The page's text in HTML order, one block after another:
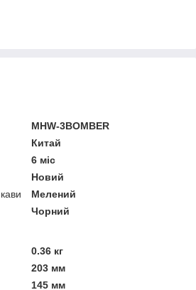
MHW-3BOMBER
Китай
6 міс
Новий
Мелений
Чорний
0.36 кг
203 мм
145 мм